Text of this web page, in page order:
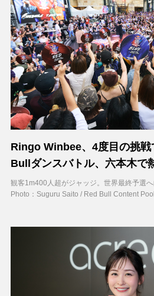
Ringo Winbee、4度目の挑戦
Bullダンスバトル、六本木で
観客1m400人超がジャッジ。世界最終予選
Photo：Suguru Saito / Red Bull Content Pool